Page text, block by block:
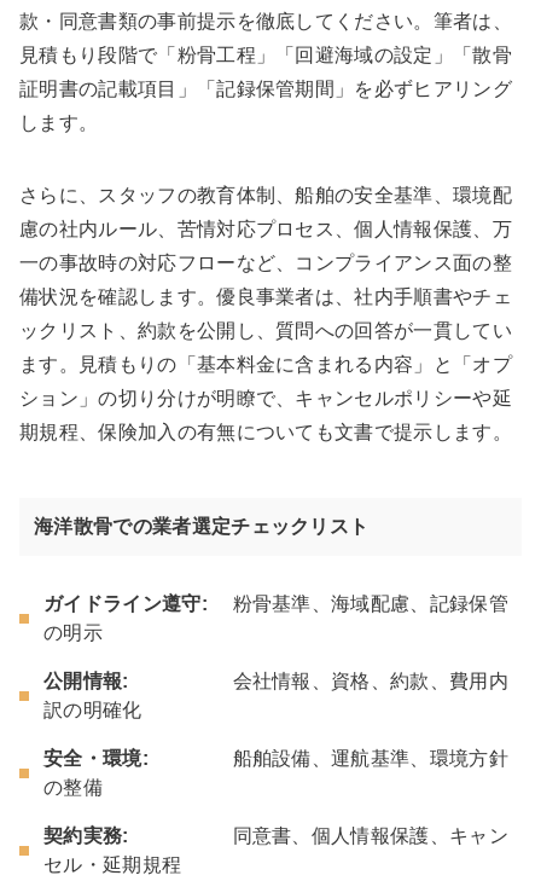
款・同意書類の事前提示を徹底してください。筆者は、
見積もり段階で「粉骨工程」「回避海域の設定」「散骨
証明書の記載項目」「記録保管期間」を必ずヒアリング
します。
さらに、スタッフの教育体制、船舶の安全基準、環境配
慮の社内ルール、苦情対応プロセス、個人情報保護、万
一の事故時の対応フローなど、コンプライアンス面の整
備状況を確認します。優良事業者は、社内手順書やチェ
ックリスト、約款を公開し、質問への回答が一貫してい
ます。見積もりの「基本料金に含まれる内容」と「オプ
ション」の切り分けが明瞭で、キャンセルポリシーや延
期規程、保険加入の有無についても文書で提示します。
海洋散骨での業者選定チェックリスト
ガイドライン遵守: 粉骨基準、海域配慮、記録保管
の明示
公開情報: 会社情報、資格、約款、費用内
訳の明確化
安全・環境: 船舶設備、運航基準、環境方針
の整備
契約実務: 同意書、個人情報保護、キャン
セル・延期規程